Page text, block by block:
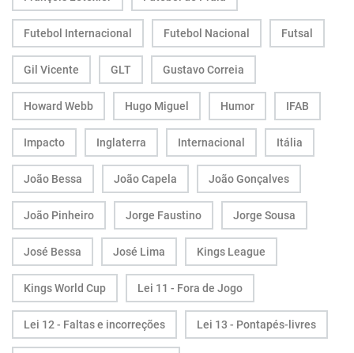
Futebol Internacional Futebol Nacional Futsal
Gil Vicente GLT Gustavo Correia
Howard Webb Hugo Miguel Humor IFAB
Impacto Inglaterra Internacional Itália
João Bessa João Capela João Gonçalves
João Pinheiro Jorge Faustino Jorge Sousa
José Bessa José Lima Kings League
Kings World Cup Lei 11 - Fora de Jogo
Lei 12 - Faltas e incorreções Lei 13 - Pontapés-livres